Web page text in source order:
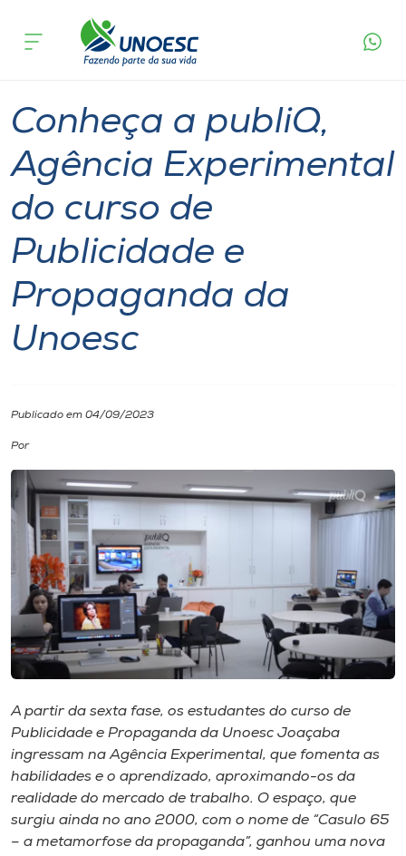
Cursos
Pesquisa
Atendimento ao Estudante
Portal de Ensino
Unoesc
I.nova
Diplomados
Cultura
CPA
Biblioteca
Editora
Rádio
Museu
acontece
Aulas
Conheça a publiQ,
Agência Experimental
do curso de
Publicidade e
Propaganda da
Unoesc
Publicado em 04/09/2023
Por
A partir da sexta fase, os estudantes do curso de
Publicidade e Propaganda da Unoesc Joaçaba
ingressam na Agência Experimental, que fomenta as
habilidades e o aprendizado, aproximando-os da
realidade do mercado de trabalho. O espaço, que
surgiu ainda no ano 2000, com o nome de “Casulo 65
– a metamorfose da propaganda”, ganhou uma nova